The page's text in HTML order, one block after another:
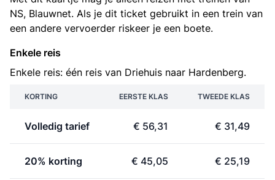
NS, Blauwnet. Als je dit ticket gebruikt in een trein van
een andere vervoerder riskeer je een boete.
Enkele reis
Enkele reis: één reis van Driehuis naar Hardenberg.
KORTING EERSTE KLAS TWEEDE KLAS
Volledig tarief € 56,31 € 31,49
20% korting € 45,05 € 25,19